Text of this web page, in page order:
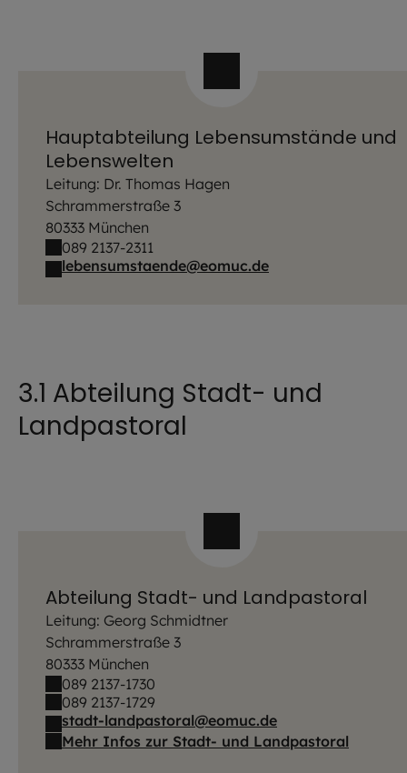
Hauptabteilung Lebensumstände und
Lebenswelten
Leitung: Dr. Thomas Hagen
Schrammerstraße 3
80333 München
089 2137-2311
lebensumstaende@eomuc.de
3.1 Abteilung Stadt- und
Landpastoral
Abteilung Stadt- und Landpastoral
Leitung: Georg Schmidtner
Schrammerstraße 3
80333 München
089 2137-1730
089 2137-1729
stadt-landpastoral@eomuc.de
Mehr Infos zur Stadt- und Landpastoral